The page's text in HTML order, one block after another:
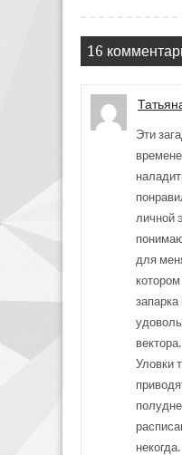
16
Эти
личной
для
вектора.
Уловки
некогда.